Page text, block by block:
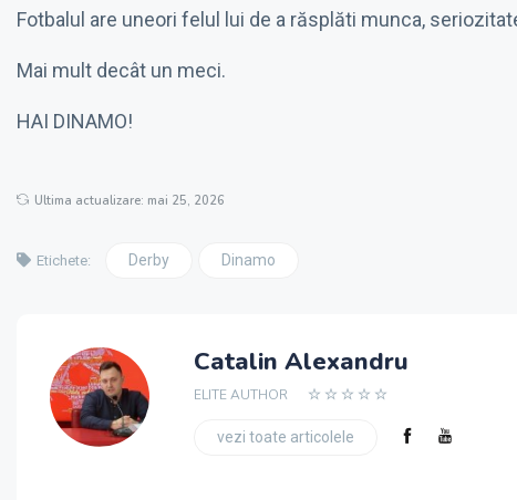
Fotbalul are uneori felul lui de a răsplăti munca,
Mai mult decât un meci.
HAI DINAMO!
Ultima actualizare: mai 25, 2026
Etichete: Derby Dinamo
Catalin Alexandru
ELITE AUTHOR
vezi toate articolele